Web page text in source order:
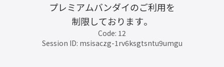
プレミアムバンダイのご利用を
制限しております。
Code: 12
Session ID: msisaczg-1rv6ksgtsntu9umgu